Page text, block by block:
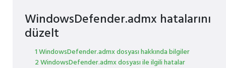
WindowsDefender.admx hatalarını
düzelt
1 WindowsDefender.admx dosyası hakkında bilgiler
2 WindowsDefender.admx dosyası ile ilgili hatalar